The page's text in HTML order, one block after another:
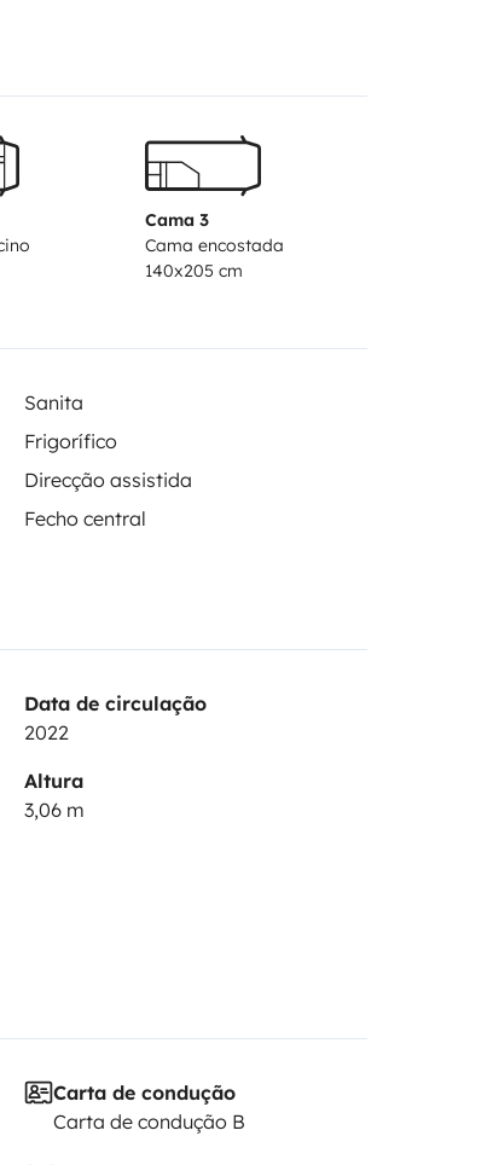
Cama 3
Cama encostada
140x205 cm
Sanita
Frigorífico
Direcção assistida
Fecho central
Data de circulação
2022
Altura
3,06 m
Carta de condução
Carta de condução B